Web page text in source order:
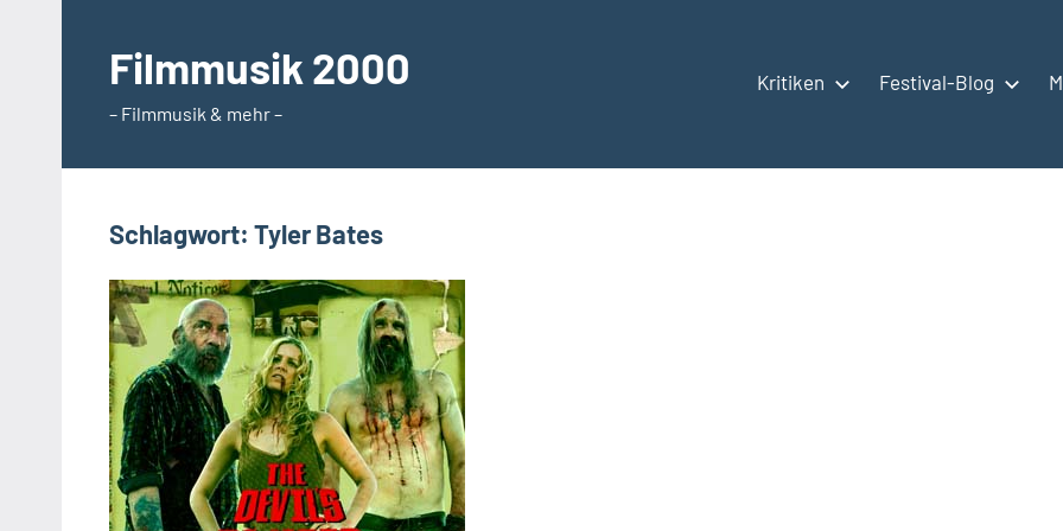
springenFilmmusik 2000
– Filmmusik & mehr –
Kritiken Festival-Blog
Schlagwort: Tyler Bates